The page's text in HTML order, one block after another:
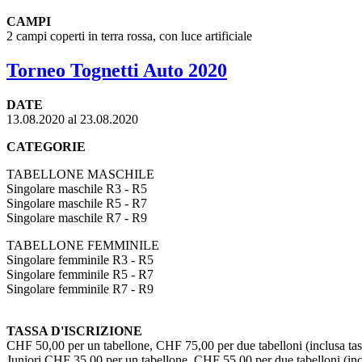
CAMPI
2 campi coperti in terra rossa, con luce artificiale
Torneo Tognetti Auto 2020
DATE
13.08.2020 al 23.08.2020
CATEGORIE
TABELLONE MASCHILE
Singolare maschile R3 - R5
Singolare maschile R5 - R7
Singolare maschile R7 - R9
TABELLONE FEMMINILE
Singolare femminile R3 - R5
Singolare femminile R5 - R7
Singolare femminile R7 - R9
TASSA D'ISCRIZIONE
CHF 50,00 per un tabellone, CHF 75,00 per due tabelloni (inclusa